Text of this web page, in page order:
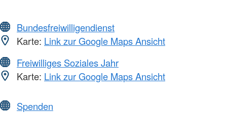
Bundesfreiwilligendienst
Karte: Link zur Google Maps Ansicht
Freiwilliges Soziales Jahr
Karte: Link zur Google Maps Ansicht
Spenden